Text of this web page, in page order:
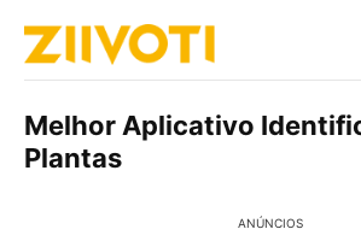
Melhor Aplicativo
Plantas
ANÚNCIOS